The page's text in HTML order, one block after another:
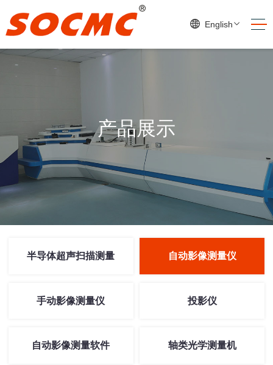
English
产品展示
半导体超声扫描测量 自动影像测量仪
手动影像测量仪 投影仪
自动影像测量软件 轴类光学测量机